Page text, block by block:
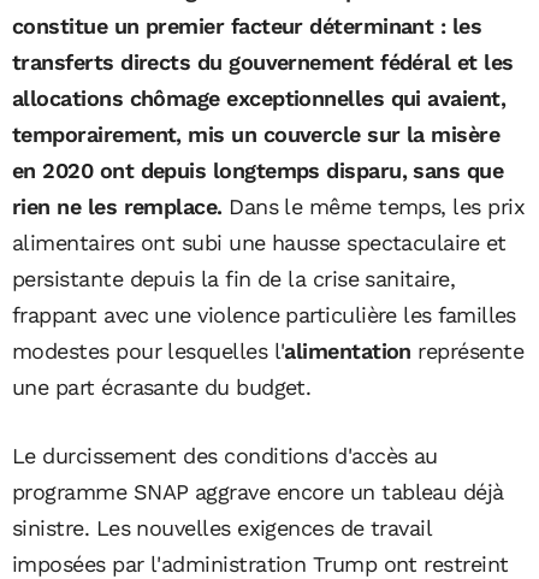
constitue un premier facteur déterminant : les
transferts directs du gouvernement fédéral et les
allocations chômage exceptionnelles qui avaient,
temporairement, mis un couvercle sur la misère
en 2020 ont depuis longtemps disparu, sans que
rien ne les remplace. Dans le même temps, les prix
alimentaires ont subi une hausse spectaculaire et
persistante depuis la fin de la crise sanitaire,
frappant avec une violence particulière les familles
modestes pour lesquelles l'alimentation représente
une part écrasante du budget.
Le durcissement des conditions d'accès au
programme SNAP aggrave encore un tableau déjà
sinistre. Les nouvelles exigences de travail
imposées par l'administration Trump ont restreint